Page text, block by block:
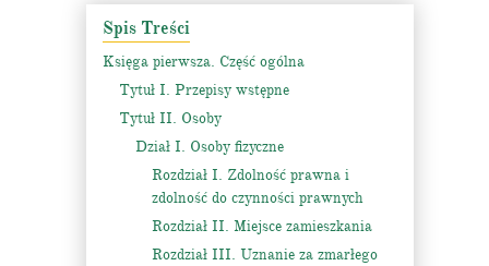
Spis Treści
Księga pierwsza. Część ogólna
Tytuł I. Przepisy wstępne
Tytuł II. Osoby
Dział I. Osoby fizyczne
Rozdział I. Zdolność prawna i
zdolność do czynności prawnych
Rozdział II. Miejsce zamieszkania
Rozdział III. Uznanie za zmarłego